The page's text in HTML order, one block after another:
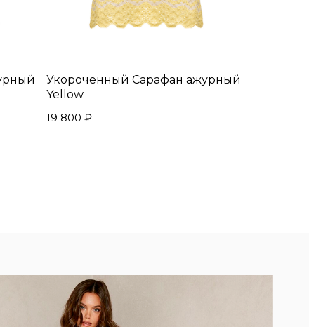
Укороченный Сарафан ажурный
Yellow
19 800 ₽